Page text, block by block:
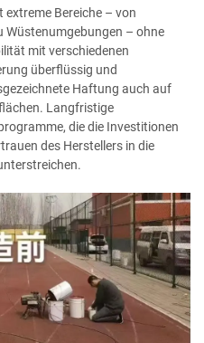
Bereiche – von
Wüstenumgebungen – ohne
mit verschiedenen
überflüssig und
Haftung auch auf
Langfristige
die die Investitionen
des Herstellers in die